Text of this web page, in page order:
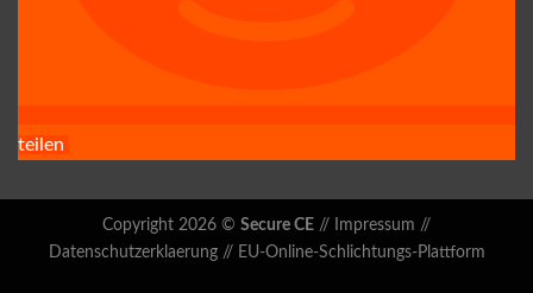
teilen
Copyright 2026 © Secure CE // Impressum //
Datenschutzerklaerung// EU-Online-Schlichtungs-Plattform